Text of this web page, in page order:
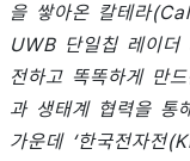
을 쌓아온 칼테라
UWB 단일칩 레이더
전하고 똑똑하게 만
과 생태계 협력을 통
가운데 ‘한국전자전